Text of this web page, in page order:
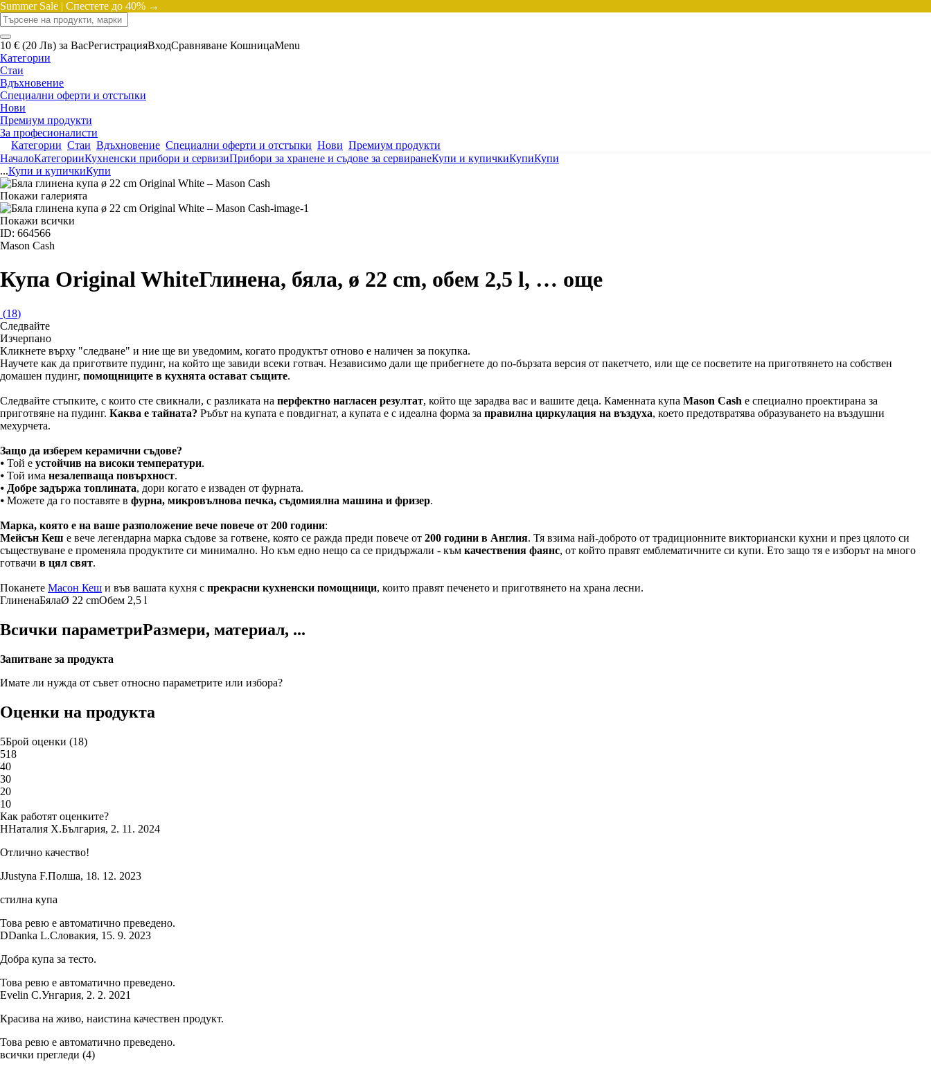
Summer Sale | Спестете до 40% →
10 € (20 Лв) за ВасРегистрацияВходСравняване КошницаMenu
Категории
Стаи
Вдъхновение
Специални оферти и отстъпки
Нови
Премиум продукти
За професионалисти
Категории Стаи Вдъхновение Специални оферти и отстъпки Нови Премиум продукти
НачалоКатегорииКухненски прибори и сервизиПрибори за хранене и съдове за сервиранеКупи и купичкиКупиКупи
...Купи и купичкиКупи
Покажи галерията
Покажи всички
ID: 664566
Mason Cash
Купа Original WhiteГлинена, бяла, ø 22 cm, обем 2,5 l, … още
(18)
Следвайте
Изчерпанo
Кликнете върху "следване" и ние ще ви уведомим, когато продуктът отново е наличен за покупка.
Научете как да приготвите пудинг, на който ще завиди всеки готвач. Независимо дали ще прибегнете до по-бързата версия от пакетчето, или ще се посветите на приготвянето на собствен
домашен пудинг, помощниците в кухнята остават същите.
Следвайте стъпките, с които сте свикнали, с разликата на перфектно нагласен резултат, който ще зарадва вас и вашите деца. Каменната купа Mason Cash е специално проектирана за
приготвяне на пудинг. Каква е тайната? Ръбът на купата е повдигнат, а купата е с идеална форма за правилна циркулация на въздуха, което предотвратява образуването на въздушни
мехурчета.
Защо да изберем керамични съдове?
⦁ Той е устойчив на високи температури.
⦁ Той има незалепваща повърхност.
⦁ Добре задържа топлината, дори когато е изваден от фурната.
⦁ Можете да го поставяте в фурна, микровълнова печка, съдомиялна машина и фризер.
Марка, която е на ваше разположение вече повече от 200 години:
Мейсън Кеш е вече легендарна марка съдове за готвене, която се ражда преди повече от 200 години в Англия. Тя взима най-доброто от традиционните викториански кухни и през цялото си
съществуване е променяла продуктите си минимално. Но към едно нещо са се придържали - към качествения фаянс, от който правят емблематичните си купи. Ето защо тя е изборът на много
готвачи в цял свят.
Поканете Масон Кеш и във вашата кухня с прекрасни кухненски помощници, които правят печенето и приготвянето на храна лесни.
ГлиненаБялаØ 22 cmОбем 2,5 l
Всички параметриРазмери, материал, ...
Запитване за продукта
Имате ли нужда от съвет относно параметрите или избора?
Оценки на продукта
5Брой оценки (18)
518
40
30
20
10
Как работят оценките?
ННаталия Х.България, 2. 11. 2024
Отлично качество!
JJustyna F.Полша, 18. 12. 2023
стилна купа
Това ревю е автоматично преведено.
DDanka L.Словакия, 15. 9. 2023
Добра купа за тесто.
Това ревю е автоматично преведено.
Evelin C.Унгария, 2. 2. 2021
Красива на живо, наистина качествен продукт.
Това ревю е автоматично преведено.
всички прегледи (4)